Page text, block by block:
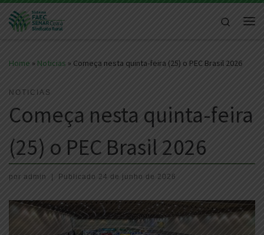
Skip to content
Search
Home » Noticias » Começa nesta quinta-feira (25) o PEC Brasil 2026
NOTICIAS
Começa nesta quinta-feira
(25) o PEC Brasil 2026
por admin | Publicado 24 de junho de 2026